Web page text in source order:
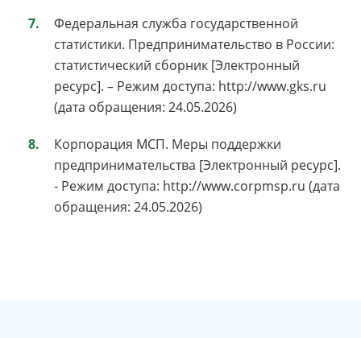
Федеральная служба государственной
статистики. Предпринимательство в России:
статистический сборник [Электронный
ресурс]. – Режим доступа: http://www.gks.ru
(дата обращения: 24.05.2026)
Корпорация МСП. Меры поддержки
предпринимательства [Электронный ресурс].
- Режим доступа: http://www.corpmsp.ru (дата
обращения: 24.05.2026)